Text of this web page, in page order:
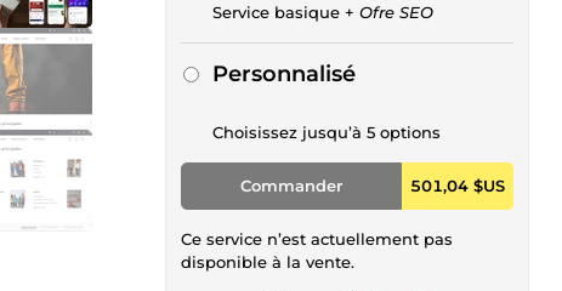
Service basique + Ofre SEO
Personnalisé
Choisissez jusqu’à 5 options
Commander 501,04 $US
Ce service n’est actuellement pas
disponible à la vente.